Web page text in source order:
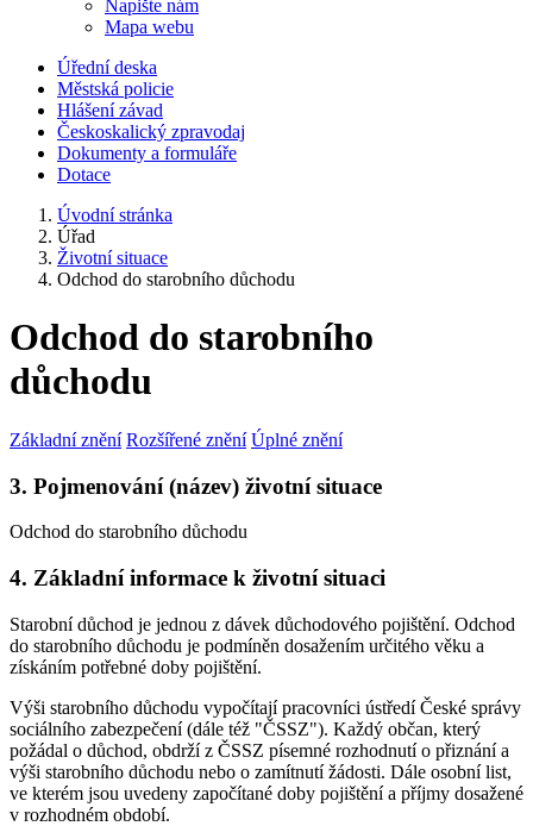
Napište nám
Mapa webu
Úřední deska
Městská policie
Hlášení závad
Českoskalický zpravodaj
Dokumenty a formuláře
Dotace
Úvodní stránka
Úřad
Životní situace
Odchod do starobního důchodu
Odchod do starobního
důchodu
Základní znění Rozšířené znění Úplné znění
3. Pojmenování (název) životní situace
Odchod do starobního důchodu
4. Základní informace k životní situaci
Starobní důchod je jednou z dávek důchodového pojištění. Odchod
do starobního důchodu je podmíněn dosažením určitého věku a
získáním potřebné doby pojištění.
Výši starobního důchodu vypočítají pracovníci ústředí České správy
sociálního zabezpečení (dále též "ČSSZ"). Každý občan, který
požádal o důchod, obdrží z ČSSZ písemné rozhodnutí o přiznání a
výši starobního důchodu nebo o zamítnutí žádosti. Dále osobní list,
ve kterém jsou uvedeny započítané doby pojištění a příjmy dosažené
v rozhodném období.